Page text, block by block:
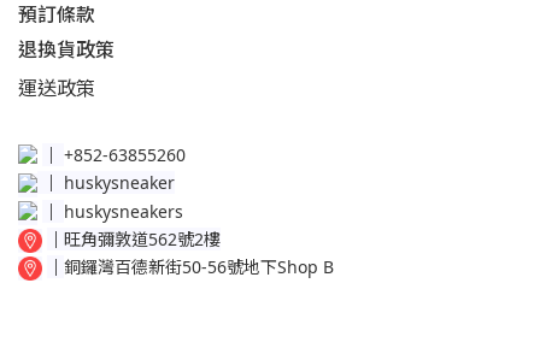
預訂條款
退換貨政策​
運送政策​
│ +852-63855260
huskysneaker
│ huskysneakers
│ 旺角彌敦道562號2樓
│ 銅鑼灣百德新街50-56號地下Shop B